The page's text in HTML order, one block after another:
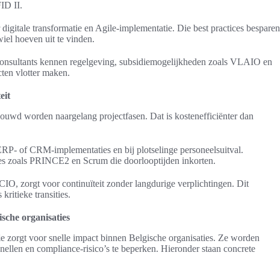
II.
transformatie en Agile-implementatie. Die best practices besparen
hoeven uit te vinden.
kennen regelgeving, subsidiemogelijkheden zoals VLAIO en
vlotter maken.
worden naargelang projectfasen. Dat is kostenefficiënter dan
of CRM-implementaties en bij plotselinge personeelsuitval.
zoals PRINCE2 en Scrum die doorlooptijden inkorten.
zorgt voor continuïteit zonder langdurige verplichtingen. Dit
kritieke transities.
organisaties
zorgt voor snelle impact binnen Belgische organisaties. Ze worden
en compliance-risico’s te beperken. Hieronder staan concrete